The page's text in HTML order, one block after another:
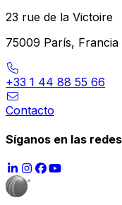
23 rue de la Victoire
75009 París, Francia
+33 1 44 88 55 66
Contacto
Síganos en las